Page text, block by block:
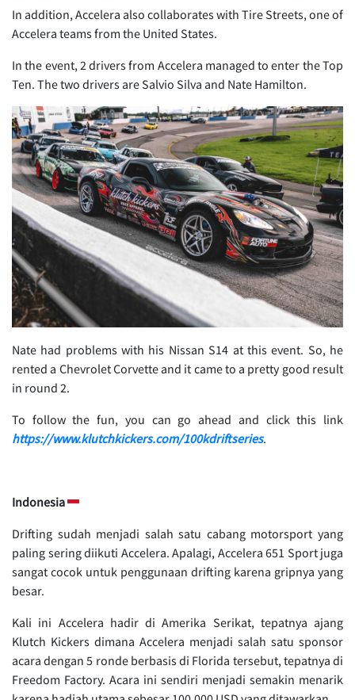
In addition, Accelera also collaborates with Tire Streets, one of
Accelera teams from the United States.
In the event, 2 drivers from Accelera managed to enter the Top
Ten. The two drivers are Salvio Silva and Nate Hamilton.
Nate had problems with his Nissan S14 at this event. So, he
rented a Chevrolet Corvette and it came to a pretty good result
in round 2.
To follow the fun, you can go ahead and click this link
https://www.klutchkickers.com/100kdriftseries.
Indonesia
Drifting sudah menjadi salah satu cabang motorsport yang
paling sering diikuti Accelera. Apalagi, Accelera 651 Sport juga
sangat cocok untuk penggunaan drifting karena gripnya yang
besar.
Kali ini Accelera hadir di Amerika Serikat, tepatnya ajang
Klutch Kickers dimana Accelera menjadi salah satu sponsor
acara dengan 5 ronde berbasis di Florida tersebut, tepatnya di
Freedom Factory. Acara ini sendiri menjadi semakin menarik